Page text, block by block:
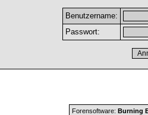
Benutzername:
Passwort:
Forensoftware: Burning